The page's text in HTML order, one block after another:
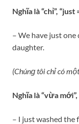
Nghĩa là “chỉ”, “just
– We have just one
daughter.
(Chúnɡ tôi chỉ có
Nghĩa là “vừa
– I just washed the